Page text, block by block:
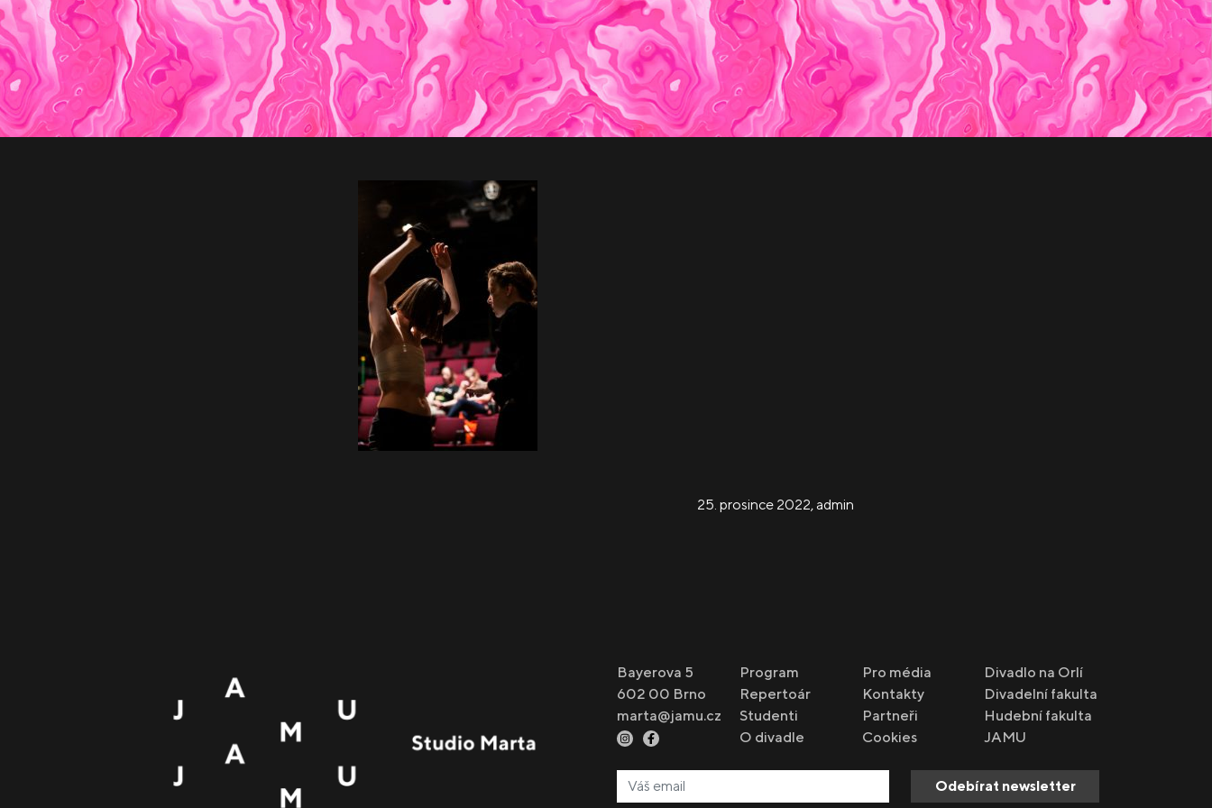
25. prosince 2022, admin
Bayerova 5
602 00 Brno
marta@jamu.cz
Program
Repertoár
Studenti
O divadle
Pro média
Kontakty
Partneři
Cookies
Divadlo na Orlí
Divadelní fakulta
Hudební fakulta
JAMU